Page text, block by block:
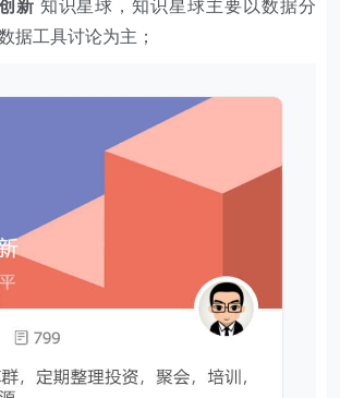
新 知识星球，知识星球主要以数据分
据工具讨论为主；